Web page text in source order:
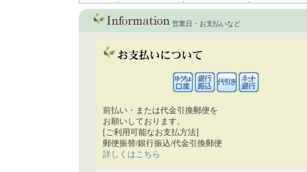
営業日・お支払いなど
前払い・または代金引換郵便を
お願いしております。
[ご利用可能なお支払方法]
郵便振替/銀行振込/代金引換郵便
詳しくはこちら